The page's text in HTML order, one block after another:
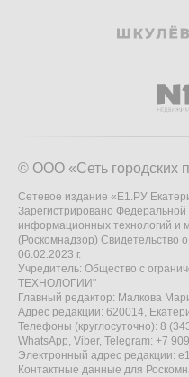
© ООО «Сеть городских
Сетевое издание «Е1.РУ
Зарегистрировано
информационных технологий и
(Роскомнадзор) Свидетельство
06.02.2023 г.
Учредитель: Общество с
ТЕХНОЛОГИИ"
Главный редактор: Малкова
Адрес редакции: 620014,
Телефоны (круглосуточно): 8
WhatsApp, Viber, Telegram: +7
Электронный адрес редакции:
Контактные данные для